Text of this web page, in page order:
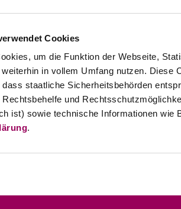
Cookies
um die Funktion der Webseite,
in vollem Umfang nutzen.
staatliche Sicherheitsbehörden
und
ist) sowie technische Informationen
.